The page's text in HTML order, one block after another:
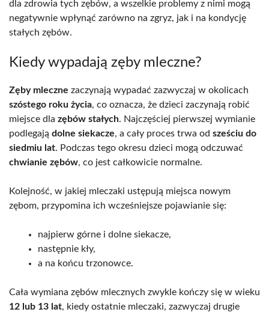
dla zdrowia tych zębów, a wszelkie problemy z nimi mogą
negatywnie wpłynąć zarówno na zgryz, jak i na kondycję
stałych zębów.
Kiedy wypadają zęby mleczne?
Zęby mleczne zaczynają wypadać zazwyczaj w okolicach
szóstego roku życia, co oznacza, że dzieci zaczynają robić
miejsce dla zębów stałych. Najczęściej pierwszej wymianie
podlegają dolne siekacze, a cały proces trwa od sześciu do
siedmiu lat. Podczas tego okresu dzieci mogą odczuwać
chwianie zębów, co jest całkowicie normalne.
Kolejność, w jakiej mleczaki ustępują miejsca nowym
zębom, przypomina ich wcześniejsze pojawianie się:
najpierw górne i dolne siekacze,
następnie kły,
a na końcu trzonowce.
Cała wymiana zębów mlecznych zwykle kończy się w wieku
12 lub 13 lat, kiedy ostatnie mleczaki, zazwyczaj drugie